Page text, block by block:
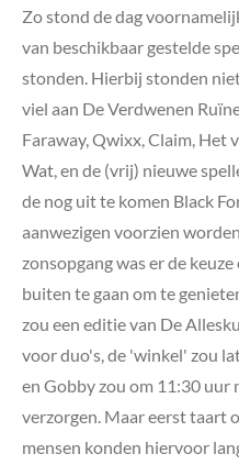
Zo stond de dag
van beschikbaar gestelde
stonden. Hierbij stonden
viel aan De Verdwenen
Faraway, Qwixx, Claim, Het
Wat, en de (vrij) nieuwe
de nog uit te komen Black
aanwezigen voorzien
zonsopgang was er de
buiten te gaan om te
zou een editie van De
voor duo's, de 'winkel' zou
en Gobby zou om 11:30 uur
verzorgen. Maar eerst taart
mensen konden hiervoor